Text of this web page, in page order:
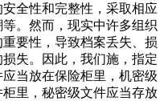
全性和完整性，采取相应
。然而，现实中许多组织
要性，导致档案丢失、损
失。因此，我们施，指定
当放在保险柜里，机密级
里，秘密级文件应当存放